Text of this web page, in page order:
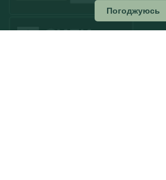
Погоджуюсь